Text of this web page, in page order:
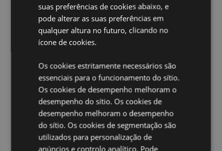
Porta-moedas Adoramals Unicórnio
Material:
Velboa (tecido de pelúcia macio e
resistente), Metal (aço)
Quer saber mais acerca de comprar na Puckator?
a nossaGuia de informação para o cliente.
Caracteristicas do Produto
Informação
Altura 9.5cm Largura 12cm Profundidade
suas preferências de cookies abaixo, e
pode alterar as suas preferências em
qualquer altura no futuro, clicando no
ícone de cookies.
Os cookies estritamente necessários são
essenciais para o funcionamento do sítio.
Os cookies de desempenho melhoram o
desempenho do sítio. Os cookies de
desempenho melhoram o desempenho
do sítio. Os cookies de segmentação são
utilizados para personalização de
anúncios e controlo analítico. Pode